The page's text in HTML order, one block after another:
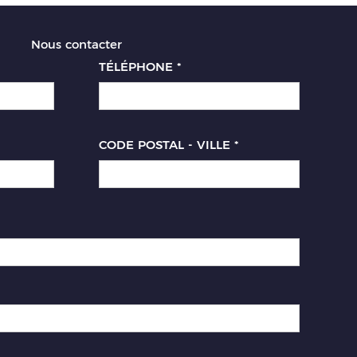
Nous contacter
TÉLÉPHONE *
CODE POSTAL - VILLE *